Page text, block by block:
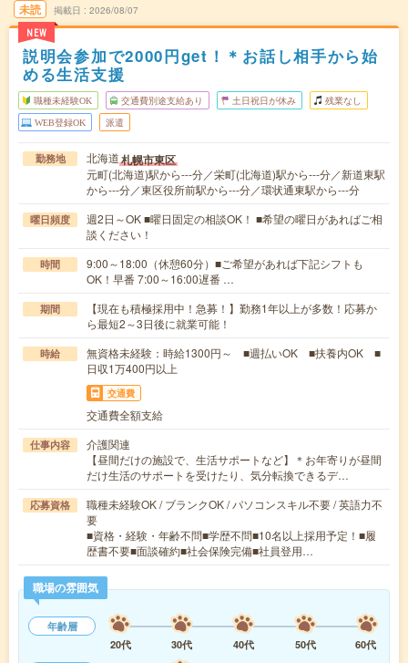
未読
NEW
掲載日 2026/08/07
説明会参加で2000円get！＊お話し相手から始
める生活支援
職種未経験OK 交通費別途支給あり 土日祝日が休み 残業なし
WEB登録OK 派遣
勤務地 北海道札幌市東区
元町(北海道)駅から---分／栄町(北海道)駅から---分／新道東駅
から---分／東区役所前駅から---分／環状通東駅から---分
曜日頻度
週2日～OK ■曜日固定の相談OK！ ■希望の曜日があればご相
談ください！
時間
9:00～18:00（休憩60分）■ご希望があれば下記シフトも
OK！早番 7:00～16:00遅番 …
期間
【現在も積極採用中！急募！】勤務1年以上が多数！応募か
ら最短2～3日後に就業可能！
時給
無資格未経験：時給1300円～ ■週払いOK ■扶養内OK ■
日収1万400円以上
交通費
交通費全額支給
仕事内容
介護関連
【昼間だけの施設で、生活サポートなど】＊お年寄りが昼間
だけ生活のサポートを受けたり、気分転換できるデ…
応募資格
職種未経験OK / ブランクOK / パソコンスキル不要 / 英語力不
要
■資格・経験・年齢不問■学歴不問■10名以上採用予定！■履
歴書不要■面談確約■社会保険完備■社員登用…
職場の雰囲気
年齢層
20代
30代 40代 50代
60代